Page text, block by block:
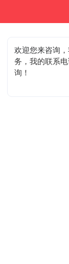
欢迎您来咨询
务，我的联系
询！